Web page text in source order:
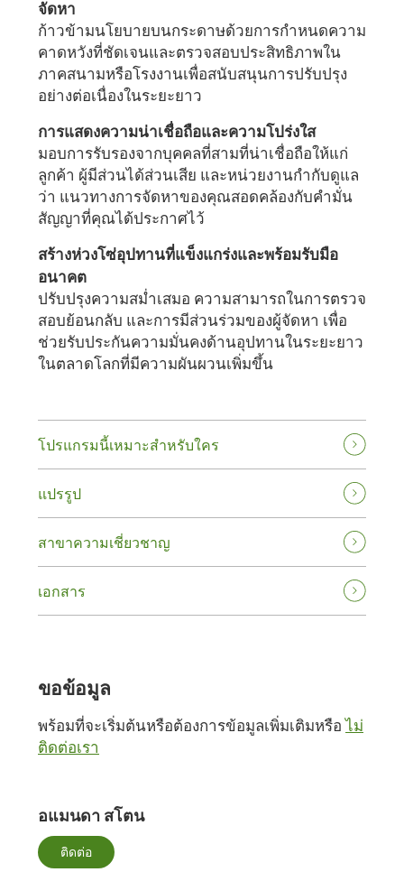
จัดหา
ก้าวข้ามนโยบายบนกระดาษด้วยการกำหนดความ
คาดหวังที่ชัดเจนและตรวจสอบประสิทธิภาพใน
ภาคสนามหรือโรงงานเพื่อสนับสนุนการปรับปรุง
อย่างต่อเนื่องในระยะยาว
การแสดงความน่าเชื่อถือและความโปร่งใส
มอบการรับรองจากบุคคลที่สามที่น่าเชื่อถือให้แก่
ลูกค้า ผู้มีส่วนได้ส่วนเสีย และหน่วยงานกำกับดูแล
ว่า แนวทางการจัดหาของคุณสอดคล้องกับคำมั่น
สัญญาที่คุณได้ประกาศไว้
สร้างห่วงโซ่อุปทานที่แข็งแกร่งและพร้อมรับมือ
อนาคต
ปรับปรุงความสม่ำเสมอ ความสามารถในการตรวจ
สอบย้อนกลับ และการมีส่วนร่วมของผู้จัดหา เพื่อ
ช่วยรับประกันความมั่นคงด้านอุปทานในระยะยาว
ในตลาดโลกที่มีความผันผวนเพิ่มขึ้น
โปรแกรมนี้เหมาะสำหรับใคร
แปรรูป
สาขาความเชี่ยวชาญ
เอกสาร
ขอข้อมูล
พร้อมที่จะเริ่มต้นหรือต้องการข้อมูลเพิ่มเติมหรือไม่
ติดต่อเรา
อแมนดา สโตน
ติดต่อ